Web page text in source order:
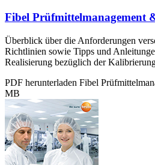
Fibel Prüfmittelmanagement
Überblick über die Anforderungen
Richtlinien sowie Tipps und
Realisierung bezüglich der
PDF herunterladen Fibel
MB